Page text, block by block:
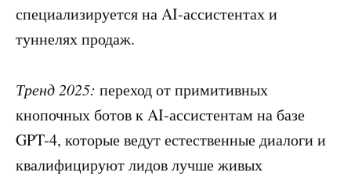
специализируется на AI-ассистентах и
туннелях продаж.
Тренд 2025: переход от примитивных
кнопочных ботов к AI-ассистентам на базе
GPT-4, которые ведут естественные диалоги и
квалифицируют лидов лучше живых